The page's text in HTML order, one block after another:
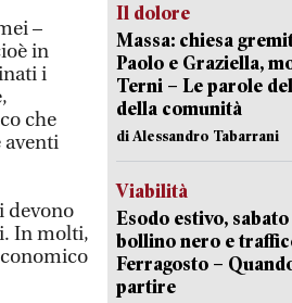
–
in
i
che
aventi
devono
In molti,
Il dolore
Massa: chiesa
Paolo e Graziella,
Terni – Le parole
della comunità
di Alessandro Tabarrani
Viabilità
Esodo estivo,
bollino nero e
Ferragosto –
partire